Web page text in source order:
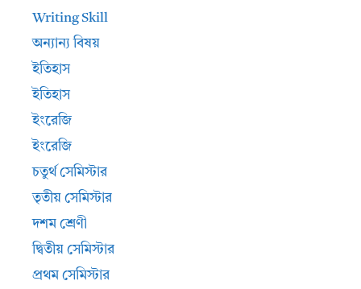
Writing Skill
অন্যান্য বিষয়
ইতিহাস
ইতিহাস
ইংরেজি
ইংরেজি
চতুর্থ সেমিস্টার
তৃতীয় সেমিস্টার
দশম শ্রেণী
দ্বিতীয় সেমিস্টার
প্রথম সেমিস্টার